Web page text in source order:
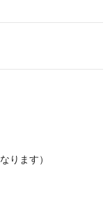
ります）